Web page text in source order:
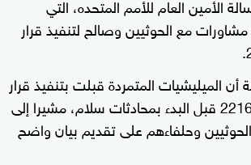
مع الحوثيين وصالح لتنفيذ قرار
أن الميليشيات المتمردة قبلت بتنفيذ قرار
مجلس الأمن رقم 2216 قبل البدء بمحادثات سلام، مشيرا إلى
وحلفاءهم على تقديم بيان واضح